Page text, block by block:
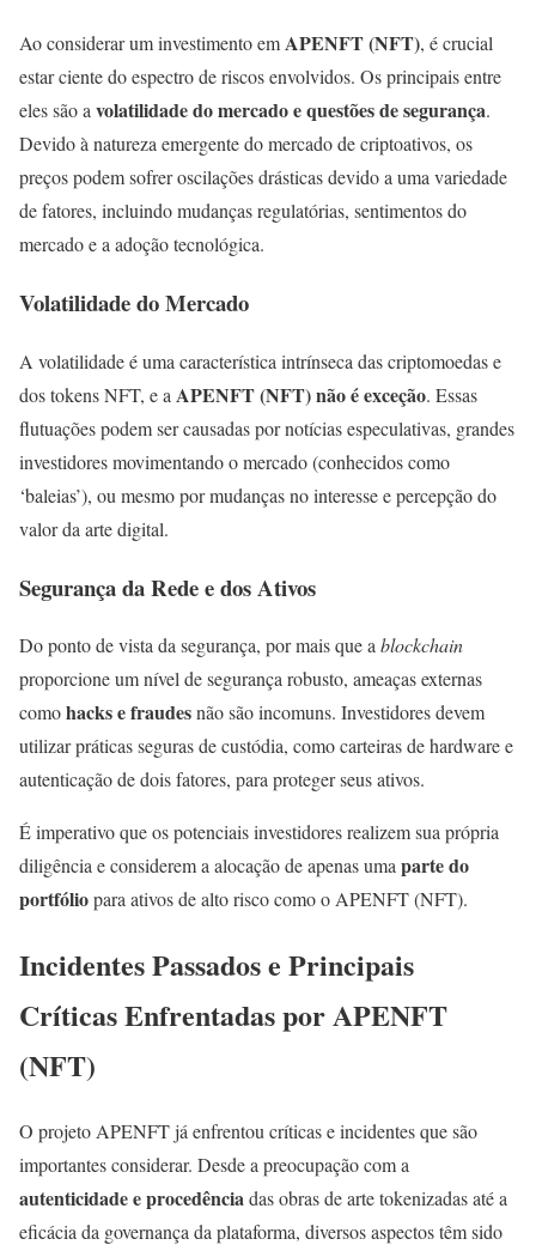
Ao considerar um investimento emAPENFT (NFT), é crucial
estar ciente do espectro de riscos envolvidos. Os principais entre
eles são avolatilidade do mercado e questões de segurança.
Devido à natureza emergente do mercado de criptoativos, os
preços podem sofrer oscilações drásticas devido a uma variedade
de fatores, incluindo mudanças regulatórias, sentimentos do
mercado e a adoção tecnológica.
Volatilidade do Mercado
A volatilidade é uma característica intrínseca das criptomoedas e
dos tokens NFT, e a APENFT (NFT) não é exceção. Essas
flutuações podem ser causadas por notícias especulativas, grandes
investidores movimentando o mercado (conhecidos como
‘baleias’), ou mesmo por mudanças no interesse e percepção do
valor da arte digital.
Segurança da Rede e dos Ativos
Do ponto de vista da segurança, por mais que ablockchain
proporcione um nível de segurança robusto, ameaças externas
comohacks e fraudesnão são incomuns. Investidores devem
utilizar práticas seguras de custódia, como carteiras de hardware e
autenticação de dois fatores, para proteger seus ativos.
É imperativo que os potenciais investidores realizem sua própria
diligência e considerem a alocação de apenas umaparte do
portfóliopara ativos de alto risco como o APENFT (NFT).
Incidentes Passados e Principais
Críticas Enfrentadas por APENFT
(NFT)
O projeto APENFT já enfrentou críticas e incidentes que são
importantes considerar. Desde a preocupação com a
autenticidade e procedênciadas obras de arte tokenizadas até a
eficácia da governança da plataforma, diversos aspectos têm sido